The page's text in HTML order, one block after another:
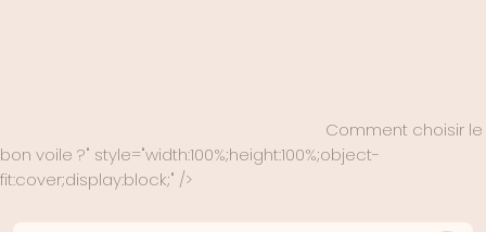
Comment choisir le
bon voile ?" style="width:100%;height:100%;object-
fit:cover;display:block;" />